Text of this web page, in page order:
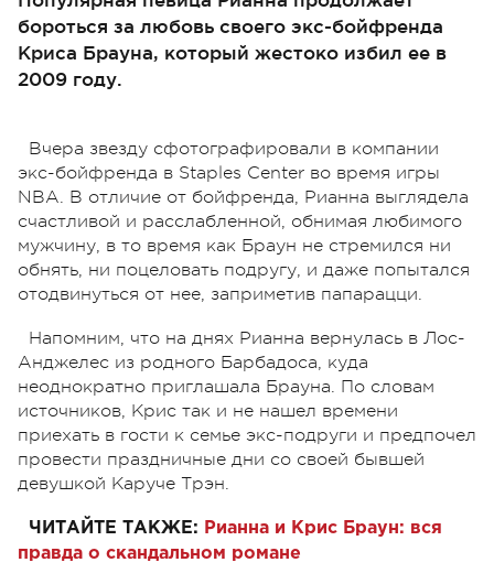
бороться за любовь своего экс-бойфренда
Криса Брауна, который жестоко избил ее в
2009 году.
Вчера звезду сфотографировали в компании
экс-бойфренда в Staples Center во время игры
NBA. В отличие от бойфренда, Рианна выглядела
счастливой и расслабленной, обнимая любимого
мужчину, в то время как Браун не стремился ни
обнять, ни поцеловать подругу, и даже попытался
отодвинуться от нее, заприметив папарацци.
Напомним, что на днях Рианна вернулась в Лос-
Анджелес из родного Барбадоса, куда
неоднократно приглашала Брауна. По словам
источников, Крис так и не нашел времени
приехать в гости к семье экс-подруги и предпочел
провести праздничные дни со своей бывшей
девушкой Каруче Трэн.
ЧИТАЙТЕ ТАКЖЕ: Рианна и Крис Браун: вся
правда о скандальном романе